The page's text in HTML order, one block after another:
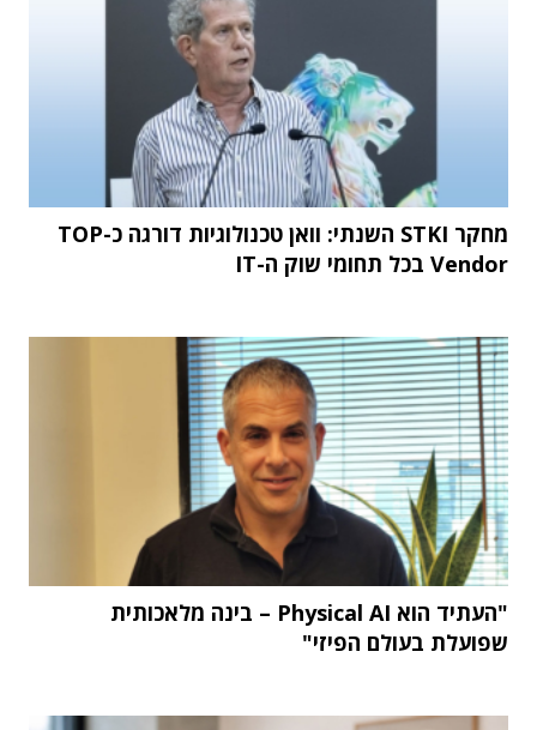
מחקר STKI השנתי: וואן טכנולוגיות דורגה כ-TOP
Vendor בכל תחומי שוק ה-IT
"העתיד הוא Physical AI – בינה מלאכותית
שפועלת בעולם הפיזי"